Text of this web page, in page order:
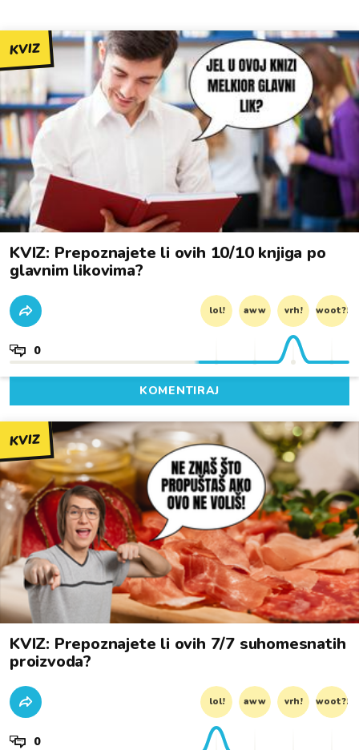
KVIZ
KVIZ: Prepoznajete li ovih 10/10 knjiga po
glavnim likovima?
lol! aww vrh! woot?!
0
KOMENTIRAJ
KVIZ
KVIZ: Prepoznajete li ovih 7/7 suhomesnatih
proizvoda?
lol! aww vrh! woot?!
0